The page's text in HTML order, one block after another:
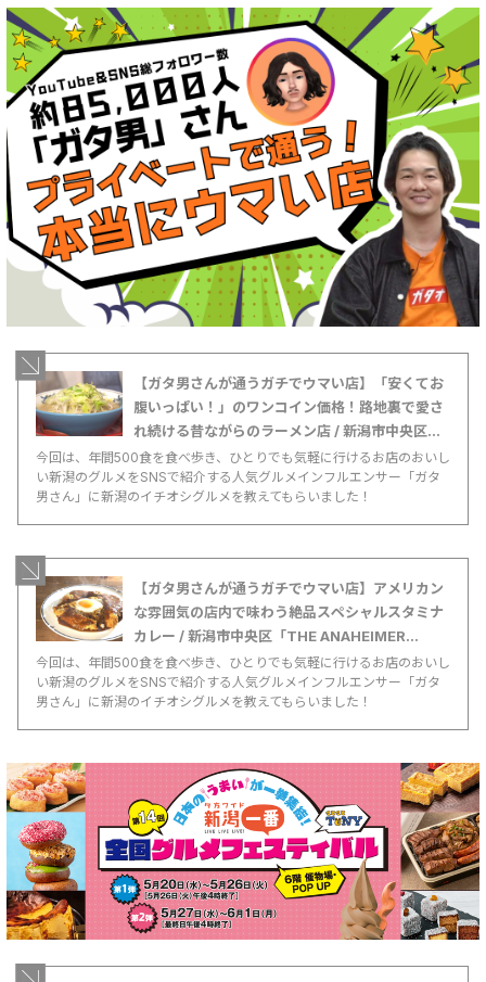
【ガタ男さんが通うガチでウマい店】「安くてお
腹いっぱい！」のワンコイン価格！路地裏で愛さ
れ続ける昔ながらのラーメン店 / 新潟市中央区
「ラーメン内山 」
今回は、年間500食を食べ歩き、ひとりでも気軽に行けるお店のおいし
い新潟のグルメをSNSで紹介する人気グルメインフルエンサー「ガタ
男さん」に新潟のイチオシグルメを教えてもらいました！
【ガタ男さんが通うガチでウマい店】アメリカン
な雰囲気の店内で味わう絶品スペシャルスタミナ
カレー / 新潟市中央区「THE ANAHEIMER
KITCHEN」（アナハイマーキッチン）
今回は、年間500食を食べ歩き、ひとりでも気軽に行けるお店のおいし
い新潟のグルメをSNSで紹介する人気グルメインフルエンサー「ガタ
男さん」に新潟のイチオシグルメを教えてもらいました！